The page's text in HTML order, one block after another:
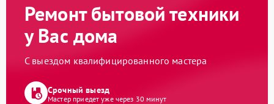
Ремонт бытовой техники
у Вас дома
С выездом квалифицированного мастера
Срочный выезд
Мастер приедет уже через 30 минут